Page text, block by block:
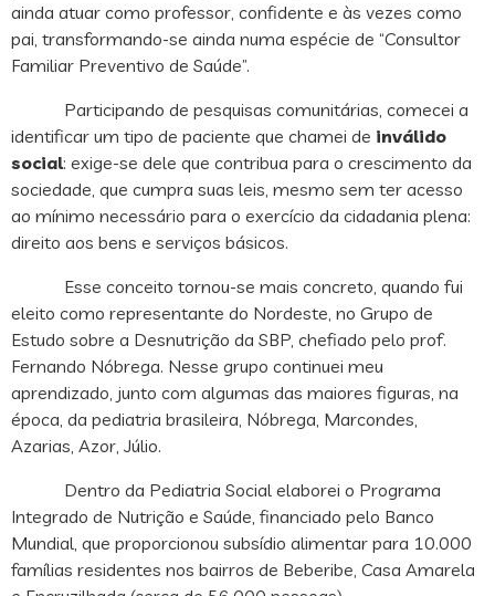
ainda atuar como professor, confidente e às vezes como
pai, transformando-se ainda numa espécie de “Consultor
Familiar Preventivo de Saúde”.
Participando de pesquisas comunitárias, comecei a
identificar um tipo de paciente que chamei de inválido
social: exige-se dele que contribua para o crescimento da
sociedade, que cumpra suas leis, mesmo sem ter acesso
ao mínimo necessário para o exercício da cidadania plena:
direito aos bens e serviços básicos.
Esse conceito tornou-se mais concreto, quando fui
eleito como representante do Nordeste, no Grupo de
Estudo sobre a Desnutrição da SBP, chefiado pelo prof.
Fernando Nóbrega. Nesse grupo continuei meu
aprendizado, junto com algumas das maiores figuras, na
época, da pediatria brasileira, Nóbrega, Marcondes,
Azarias, Azor, Júlio.
Dentro da Pediatria Social elaborei o Programa
Integrado de Nutrição e Saúde, financiado pelo Banco
Mundial, que proporcionou subsídio alimentar para 10.000
famílias residentes nos bairros de Beberibe, Casa Amarela